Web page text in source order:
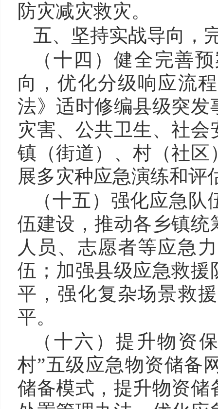
防灾减灾救灾。
五、坚持实战导向，
（十四）健全完善
向，优化分级响应流
法》适时修编县级突
灾害、公共卫生、社
镇（街道）、村（社
展多灾种应急演练和评
（十五） 强化应急队
伍建设，推动各乡镇
人员、志愿者等应急
伍；加强县级应急救
平，强化复杂场景救
平。
（十六）提升物资
村”五级应急物资储备
储备模式，提升物资